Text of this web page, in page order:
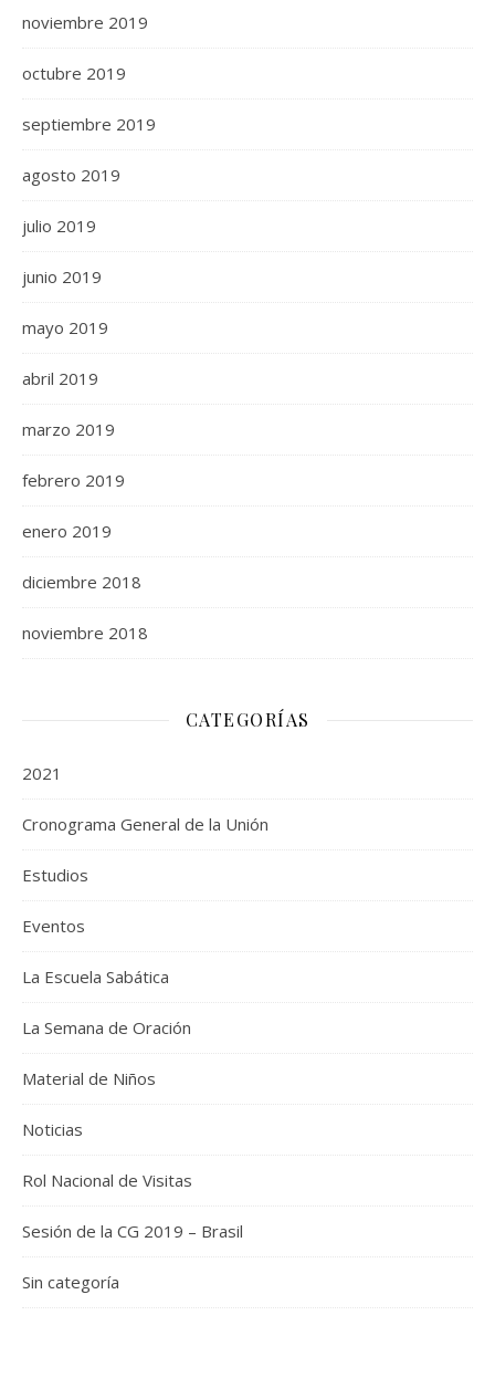
noviembre 2019
octubre 2019
septiembre 2019
agosto 2019
julio 2019
junio 2019
mayo 2019
abril 2019
marzo 2019
febrero 2019
enero 2019
diciembre 2018
noviembre 2018
CATEGORÍAS
2021
Cronograma General de la Unión
Estudios
Eventos
La Escuela Sabática
La Semana de Oración
Material de Niños
Noticias
Rol Nacional de Visitas
Sesión de la CG 2019 – Brasil
Sin categoría